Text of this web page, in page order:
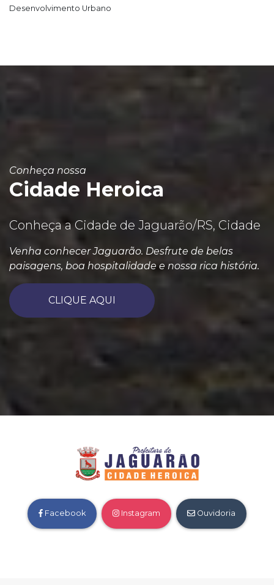
Desenvolvimento Urbano
Conheça nossa
Cidade Heroica
Conheça a Cidade de Jaguarão/RS, Cidade
Venha conhecer Jaguarão. Desfrute de belas
paisagens, boa hospitalidade e nossa rica história.
CLIQUE AQUI
Facebook Instagram Ouvidoria